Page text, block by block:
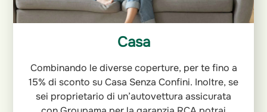
Casa
Combinando le diverse coperture, per te fino a
15% di sconto su Casa Senza Confini. Inoltre, se
sei proprietario di un’autovettura assicurata